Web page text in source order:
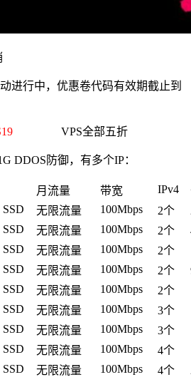
进行中，优惠卷代码有效期截止到
VPS全部五折
DDOS防御，有多个IP：
月流量 带宽 IPv4
SSD 无限流量 100Mbps 2个
SSD 无限流量 100Mbps 2个
SSD 无限流量 100Mbps 2个
SSD 无限流量 100Mbps 2个
SSD 无限流量 100Mbps 2个
SSD 无限流量 100Mbps 3个
SSD 无限流量 100Mbps 3个
SSD 无限流量 100Mbps 4个
SSD 无限流量 100Mbps 4个